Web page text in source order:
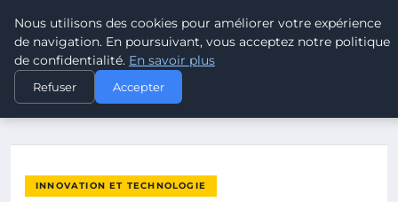
POUVOIR OUVRIER
ACCUEIL
OÙ INVESTIR DANS L’INNOVATION SANS SE RUINER ?
INNOVATION ET TECHNOLOGIE
Nous utilisons des cookies pour améliorer votre expérience
de navigation. En poursuivant, vous acceptez notre politique
de confidentialité. En savoir plus
Refuser Accepter